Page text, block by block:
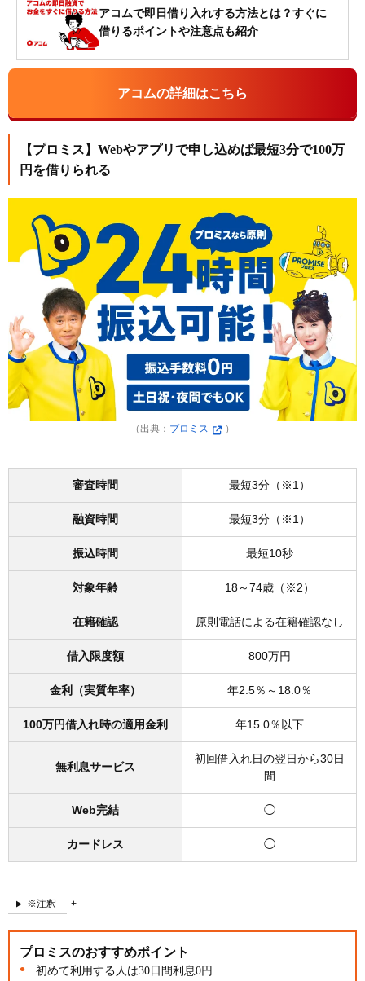
アコムで即日借り入れする方法とは？すぐに
借りるポイントや注意点も紹介
アコムの詳細はこちら
【プロミス】Webやアプリで申し込めば最短3分で100万
円を借りられる
（出典： プロミス ）
審査時間 最短3分（※1）
融資時間 最短3分（※1）
振込時間 最短10秒
対象年齢 18～74歳（※2）
在籍確認 原則電話による在籍確認なし
借入限度額 800万円
金利（実質年率） 年2.5％～18.0％
100万円借入れ時の適用金利 年15.0％以下
無利息サービス
初回借入れ日の翌日から30日
間
Web完結 ◯
カードレス ◯
※注釈
プロミスのおすすめポイント
初めて利用する人は30日間利息0円